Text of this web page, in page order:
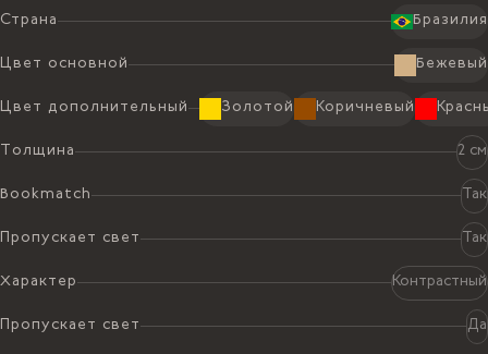
Страна Бразилия
Цвет основной Бежевый
Цвет дополнительный Золотой Коричневый
Толщина 2 см
Bookmatch Так
Пропускает свет Так
Характер Контрастный
Пропускает свет Да